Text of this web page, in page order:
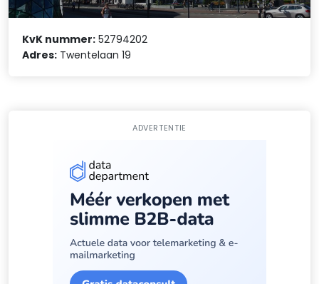
KvK nummer: 52794202
Adres: Twentelaan 19
ADVERTENTIE